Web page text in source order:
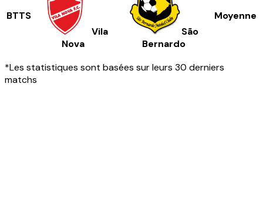
BTTS
Vila
Nova
São
Bernardo
Moyenne
*Les statistiques sont basées sur leurs 30 derniers
matchs